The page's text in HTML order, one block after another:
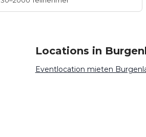
Locations in
Eventlocation mieten